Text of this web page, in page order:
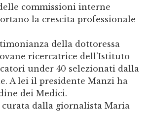
commissioni interne
la crescita professionale
della dottoressa
ricercatrice dell’Istituto
under 40 selezionati dalla
A lei il presidente Manzi ha
dei Medici.
dalla giornalista Maria